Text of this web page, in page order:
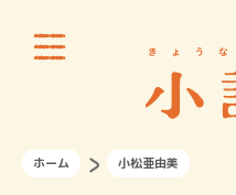
ホーム 小松亜由美